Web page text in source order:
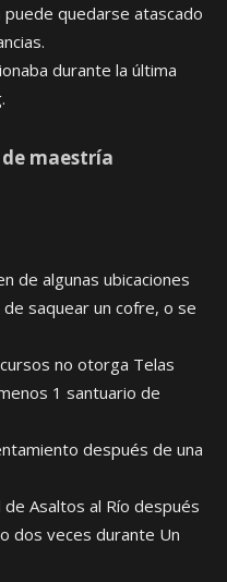
puede quedarse atascado
durante la última
maestría
de algunas ubicaciones
saquear un cofre, o se
no otorga Telas
1 santuario de
después de una
Asaltos al Río después
dos veces durante Un